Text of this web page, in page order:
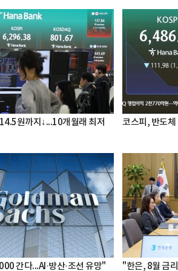
원까지↓...10개월래 최저 코스피, 반도
간다...AI·방산·조선 유망" "한은, 8월 금